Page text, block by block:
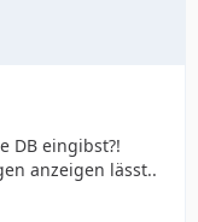
DB eingibst?!
anzeigen lässt..